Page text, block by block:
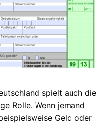
spielt auch die
Rolle. Wenn jemand
Geld oder